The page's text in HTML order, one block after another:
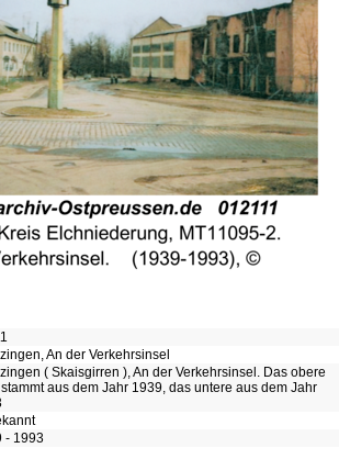
An der Verkehrsinsel
( Skaisgirren ), An der Verkehrsinsel. Das obere
stammt aus dem Jahr 1939, das untere aus dem Jahr
- 1993